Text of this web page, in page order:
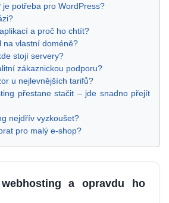
je potřeba pro WordPress?
a proč ho chtít?
na vlastní doméně?
stojí servery?
zákaznickou podporu?
u nejlevnějších tarifů?
přestane stačit – jde snadno přejít
nejdřív vyzkoušet?
pro malý e-shop?
a opravdu ho